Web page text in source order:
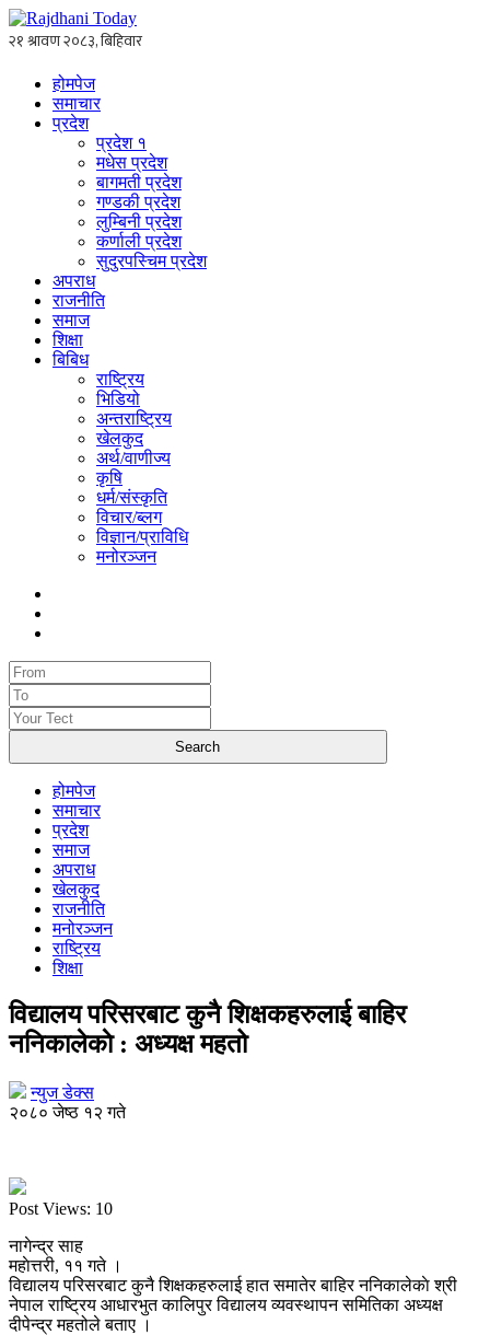
होमपेज
समाचार
प्रदेश
प्रदेश १
मधेस प्रदेश
बागमती प्रदेश
गण्डकी प्रदेश
लुम्बिनी प्रदेश
कर्णाली प्रदेश
सुदुरपस्चिम प्रदेश
अपराध
राजनीति
समाज
शिक्षा
बिबिध
राष्ट्रिय
भिडियो
अन्तराष्ट्रिय
खेलकुद
अर्थ/वाणीज्य
कृषि
धर्म/संस्कृति
विचार/ब्लग
विज्ञान/प्राविधि
मनोरञ्जन
होमपेज
समाचार
प्रदेश
समाज
अपराध
खेलकुद
राजनीति
मनोरञ्जन
राष्ट्रिय
शिक्षा
विद्यालय परिसरबाट कुनै शिक्षकहरुलाई बाहिर
ननिकालेकाे : अध्यक्ष महतो
न्युज डेक्स
२०८० जेष्ठ १२ गते
Post Views: 10
नागेन्द्र साह
महाेत्तरी, ११ गते ।
विद्यालय परिसरबाट कुनै शिक्षकहरुलाई हात समातेर बाहिर ननिकालेकाे श्री
नेपाल राष्ट्रिय आधारभुत कालिपुर विद्यालय व्यवस्थापन समितिका अध्यक्ष
दीपेन्द्र महतोले बताए ।